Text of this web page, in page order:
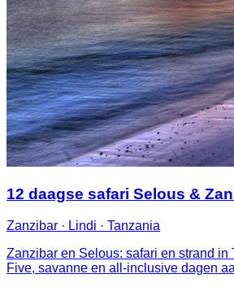
12 daagse safari Selous &
Zanzibar · Lindi · Tanzania
Zanzibar en Selous: safari en strand in
Five, savanne en all-inclusive dagen